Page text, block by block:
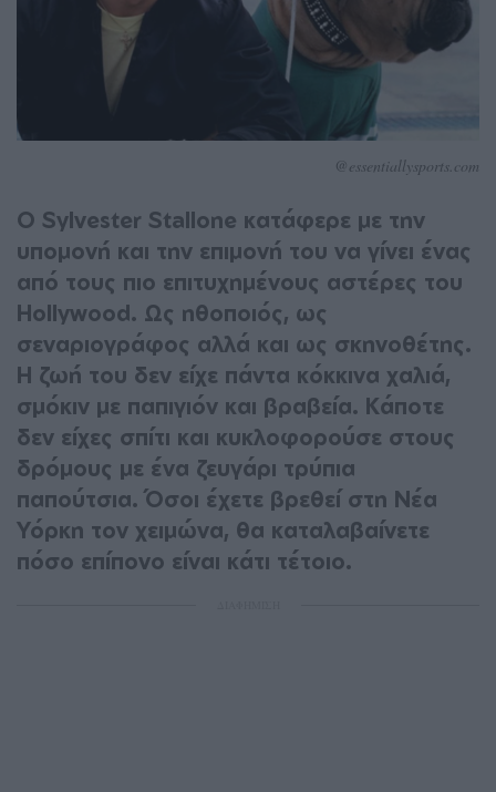
@essentiallysports.com
Ο Sylvester Stallone κατάφερε με την
υπομονή και την επιμονή του να γίνει ένας
από τους πιο επιτυχημένους αστέρες του
Hollywood. Ως ηθοποιός, ως
σεναριογράφος αλλά και ως σκηνοθέτης.
Η ζωή του δεν είχε πάντα κόκκινα χαλιά,
σμόκιν με παπιγιόν και βραβεία. Κάποτε
δεν είχες σπίτι και κυκλοφορούσε στους
δρόμους με ένα ζευγάρι τρύπια
παπούτσια. Όσοι έχετε βρεθεί στη Νέα
Υόρκη τον χειμώνα, θα καταλαβαίνετε
πόσο επίπονο είναι κάτι τέτοιο.